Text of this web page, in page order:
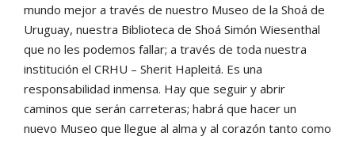
mundo mejor a través de nuestro Museo de la Shoá de
Uruguay, nuestra Biblioteca de Shoá Simón Wiesenthal
que no les podemos fallar; a través de toda nuestra
institución el CRHU – Sherit Hapleitá. Es una
responsabilidad inmensa. Hay que seguir y abrir
caminos que serán carreteras; habrá que hacer un
nuevo Museo que llegue al alma y al corazón tanto como